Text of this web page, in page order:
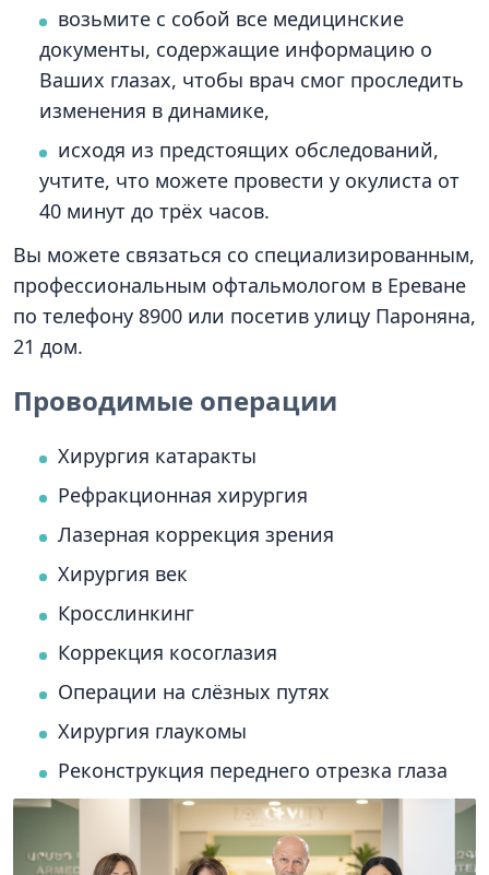
возьмите с собой все медицинские
документы, содержащие информацию о
Ваших глазах, чтобы врач смог проследить
изменения в динамике,
исходя из предстоящих обследований,
учтите, что можете провести у окулиста от
40 минут до трёх часов.
Вы можете связаться со специализированным,
профессиональным офтальмологом в Ереване
по телефону 8900 или посетив улицу Пароняна,
21 дом.
Проводимые операции
Хирургия катаракты
Рефракционная хирургия
Лазерная коррекция зрения
Хирургия век
Кросслинкинг
Коррекция косоглазия
Операции на слёзных путях
Хирургия глаукомы
Реконструкция переднего отрезка глаза